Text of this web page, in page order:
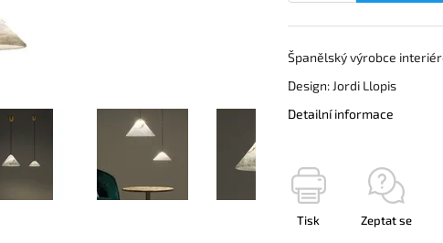
Španělský výrobce
Design: Jordi Llopis
Detailní informace
Tisk Zeptat se